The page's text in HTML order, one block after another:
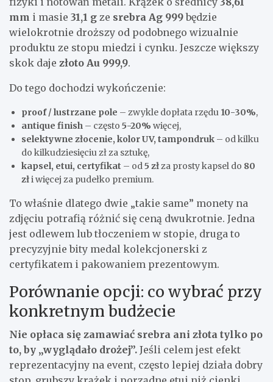
mm i masie 31,1 g ze srebra Ag 999będzie
wielokrotnie droższy od podobnego wizualnie
produktu ze stopu miedzi i cynku. Jeszcze większy
skok daje złoto Au 999,9.
Do tego dochodzi wykończenie:
proof / lustrzane pole – zwykle dopłata rzędu 10-30%,
antique finish – często 5-20% więcej,
selektywne złocenie, kolor UV, tampondruk – od kilku
do kilkudziesięciu zł za sztukę,
kapsel, etui, certyfikat – od5 złza prosty kapsel do 80
złi więcej za pudełko premium.
To właśnie dlatego dwie „takie same” monety na
zdjęciu potrafią różnić się ceną dwukrotnie. Jedna
jest odlewem lub tłoczeniem w stopie, druga to
precyzyjnie bity medal kolekcjonerski z
certyfikatem i pakowaniem prezentowym.
Porównanie opcji: co wybrać przy
konkretnym budżecie
Nie opłaca się zamawiać srebra ani złota tylko po
to, by „wyglądało drożej”. Jeśli celem jest efekt
reprezentacyjny na event, często lepiej działa dobry